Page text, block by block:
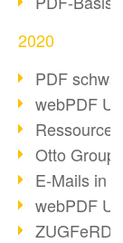
2020
PDF
webPDF
Otto Group
E-Mails in
webPDF
ZUGFeRD